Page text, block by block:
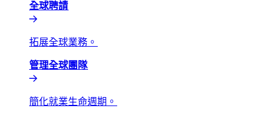
全球聘請​​
拓展全球業務。​​
管理全球團隊​​
簡化就業生命週期。​​